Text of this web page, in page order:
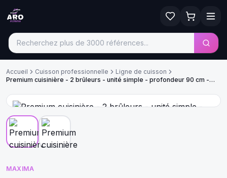
Accueil Cuisson professionnelle
Ligne de cuisson
Premium cuisinière - 2 brûleurs - unité simple - profondeur 90 cm -
MAXIMA